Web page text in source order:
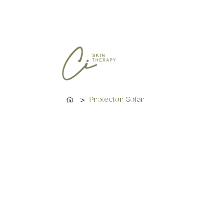
> Protector Solar